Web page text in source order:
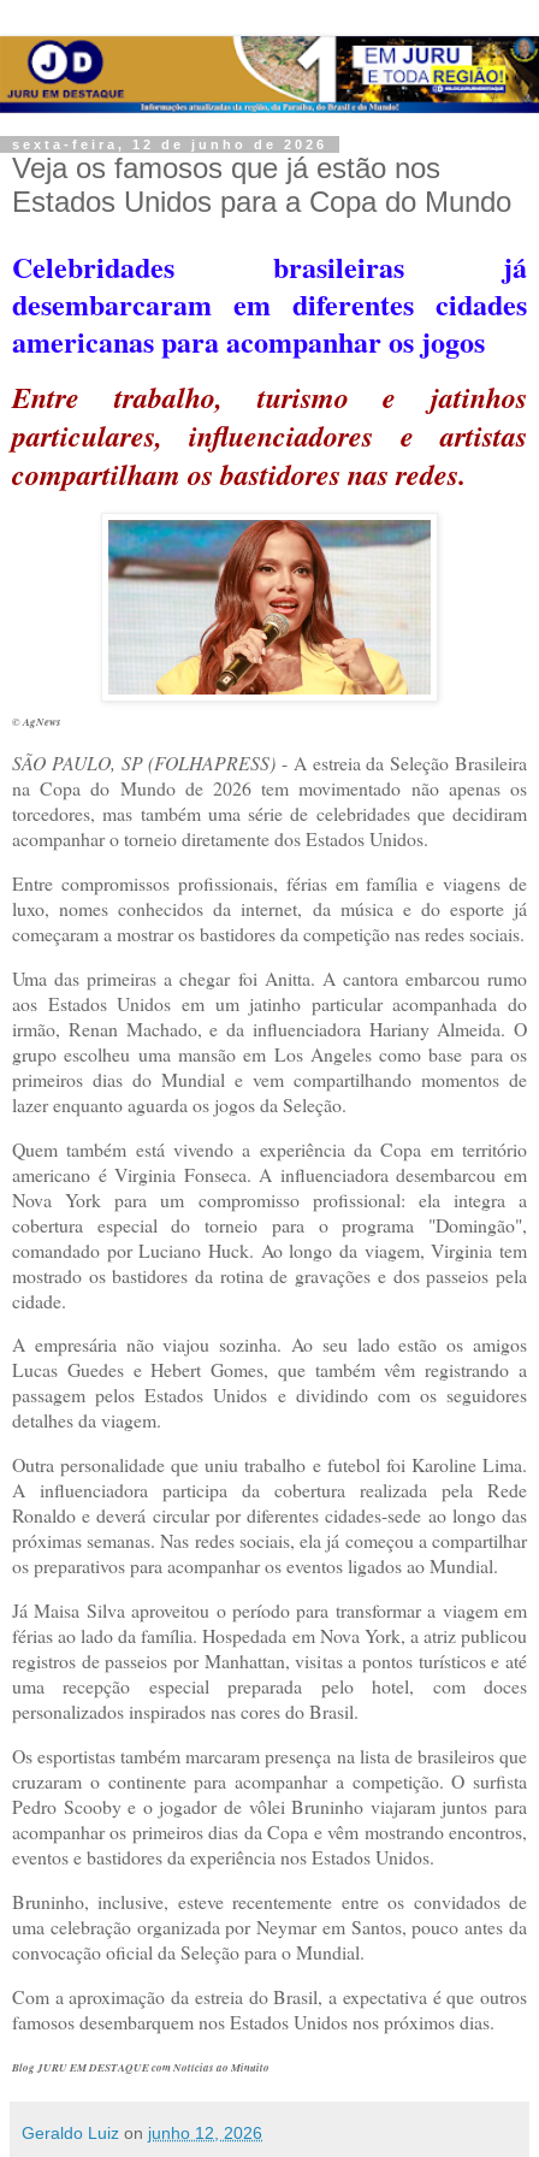
sexta-feira, 12 de junho de 2026
Veja os famosos que já estão nos
Estados Unidos para a Copa do Mundo
Celebridades brasileiras já
desembarcaram em diferentes cidades
americanas para acompanhar os jogos
Entre trabalho, turismo e jatinhos
particulares, influenciadores e artistas
compartilham os bastidores nas redes.
© AgNews
SÃO PAULO, SP (FOLHAPRESS) - A estreia da Seleção Brasileira
na Copa do Mundo de 2026 tem movimentado não apenas os
torcedores, mas também uma série de celebridades que decidiram
acompanhar o torneio diretamente dos Estados Unidos.
Entre compromissos profissionais, férias em família e viagens de
luxo, nomes conhecidos da internet, da música e do esporte já
começaram a mostrar os bastidores da competição nas redes sociais.
Uma das primeiras a chegar foi Anitta. A cantora embarcou rumo
aos Estados Unidos em um jatinho particular acompanhada do
irmão, Renan Machado, e da influenciadora Hariany Almeida. O
grupo escolheu uma mansão em Los Angeles como base para os
primeiros dias do Mundial e vem compartilhando momentos de
lazer enquanto aguarda os jogos da Seleção.
Quem também está vivendo a experiência da Copa em território
americano é Virginia Fonseca. A influenciadora desembarcou em
Nova York para um compromisso profissional: ela integra a
cobertura especial do torneio para o programa "Domingão",
comandado por Luciano Huck. Ao longo da viagem, Virginia tem
mostrado os bastidores da rotina de gravações e dos passeios pela
cidade.
A empresária não viajou sozinha. Ao seu lado estão os amigos
Lucas Guedes e Hebert Gomes, que também vêm registrando a
passagem pelos Estados Unidos e dividindo com os seguidores
detalhes da viagem.
Outra personalidade que uniu trabalho e futebol foi Karoline Lima.
A influenciadora participa da cobertura realizada pela Rede
Ronaldo e deverá circular por diferentes cidades-sede ao longo das
próximas semanas. Nas redes sociais, ela já começou a compartilhar
os preparativos para acompanhar os eventos ligados ao Mundial.
Já Maisa Silva aproveitou o período para transformar a viagem em
férias ao lado da família. Hospedada em Nova York, a atriz publicou
registros de passeios por Manhattan, visitas a pontos turísticos e até
uma recepção especial preparada pelo hotel, com doces
personalizados inspirados nas cores do Brasil.
Os esportistas também marcaram presença na lista de brasileiros que
cruzaram o continente para acompanhar a competição. O surfista
Pedro Scooby e o jogador de vôlei Bruninho viajaram juntos para
acompanhar os primeiros dias da Copa e vêm mostrando encontros,
eventos e bastidores da experiência nos Estados Unidos.
Bruninho, inclusive, esteve recentemente entre os convidados de
uma celebração organizada por Neymar em Santos, pouco antes da
convocação oficial da Seleção para o Mundial.
Com a aproximação da estreia do Brasil, a expectativa é que outros
famosos desembarquem nos Estados Unidos nos próximos dias.
Blog JURU EM DESTAQUE com Notícias ao Minuito
Geraldo Luiz on junho 12, 2026